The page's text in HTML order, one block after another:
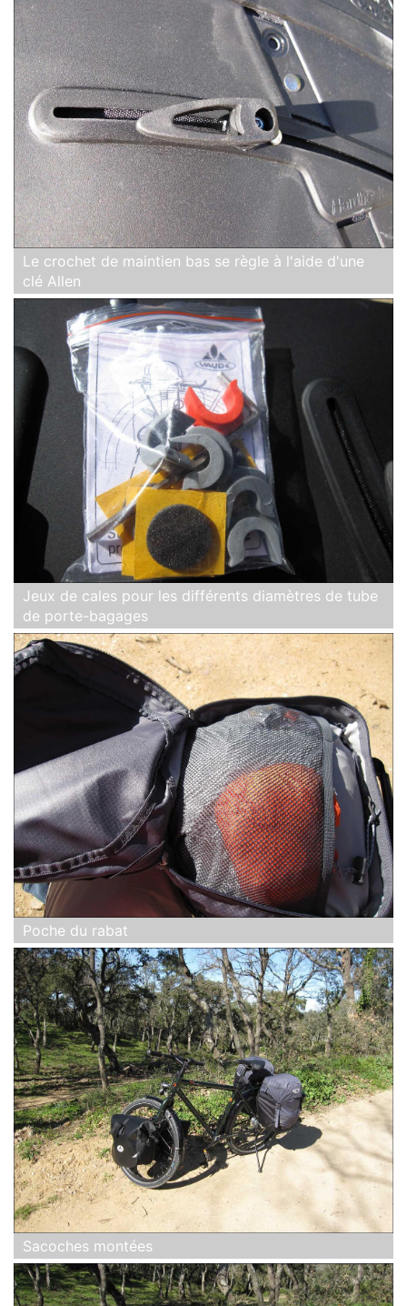
Le crochet de maintien bas se règle à l'aide d'une
clé Allen
Jeux de cales pour les différents diamètres de tube
de porte-bagages
Poche du rabat
Sacoches montées